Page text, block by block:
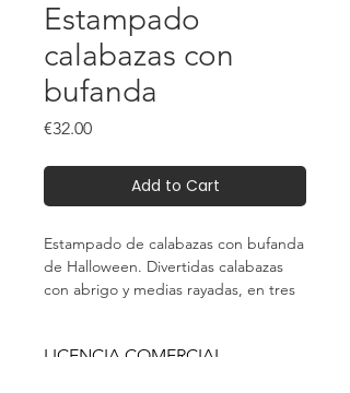
Estampado
calabazas con
bufanda
€32.00Price
Add to Cart
Estampado de calabazas con bufanda
de Halloween. Divertidas calabazas
con abrigo y medias rayadas, en tres
LICENCIA COMERCIAL